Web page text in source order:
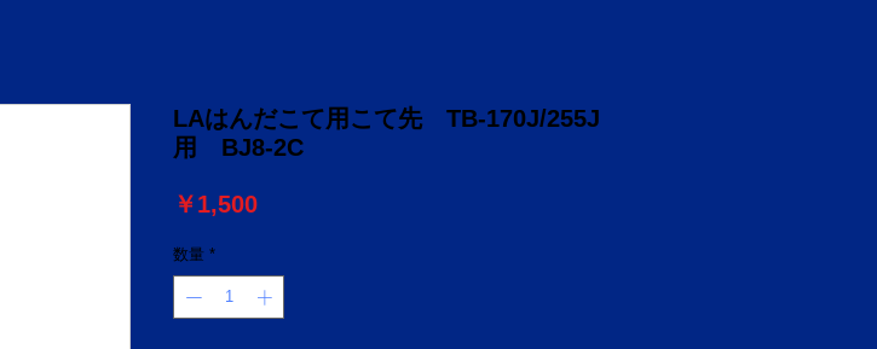
LAはんだこて用こて先 TB-170J/255J
用 BJ8-2C
￥1,500価
数量 *